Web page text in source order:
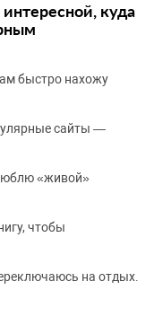
куда
быстро нахожу
сайты —
«живой»
чтобы
на отдых.